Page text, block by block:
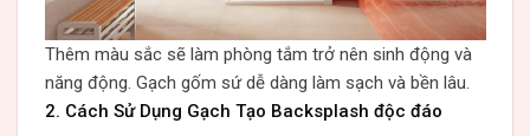
Thêm màu sắc sẽ làm phòng tắm trở nên sinh động và
năng động. Gạch gốm sứ dễ dàng làm sạch và bền lâu.
2. Cách Sử Dụng Gạch Tạo Backsplash độc đáo